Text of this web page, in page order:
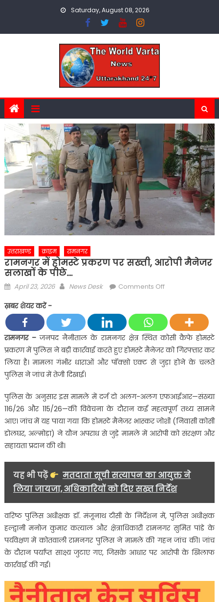
Saturday, August 08, 2026
उत्तराखण्ड क्राइम रामनगर
रामनगर में होमस्टे प्रकरण पर सख्ती, आरोपी मैनेजर
सलाखों के पीछे….
Posted
April 23, 2026 Author
News Desk Comments Offon
होमस्टे
प्रकरण
पर
सख्ती,
आरोपी
के
पीछे….
ख़बर शेयर करें -
रामनगर–जनपद नैनीताल के रामनगर क्षेत्र स्थित कोसी कैफे होमस्टे
प्रकरण में पुलिस ने बड़ी कार्रवाई करते हुए होमस्टे मैनेजर को गिरफ्तार कर
लिया है। मामला गंभीर धाराओं और पॉक्सो एक्ट से जुड़ा होने के चलते
पुलिस ने जांच में तेजी दिखाई।
पुलिस के अनुसार इस मामले में दर्ज दो अलग-अलग एफआईआर—संख्या
116/26 और 115/26—की विवेचना के दौरान कई महत्वपूर्ण तथ्य सामने
आए। जांच में यह पाया गया कि होमस्टे मैनेजर भास्कर जोशी (निवासी कोसी
डोलघर, अल्मोड़ा) ने यौन अपराध से जुड़े मामले में आरोपी को संरक्षण और
सहायता प्रदान की थी।
यह भी पढ़ें
मतदाता सूची सत्यापन का आयुक्त ने
लिया जायजा, अधिकारियों को दिए सख्त निर्देश
वरिष्ठ पुलिस अधीक्षक डॉ. मंजूनाथ टीसी के निर्देशन में, पुलिस अधीक्षक
हल्द्वानी मनोज कुमार कत्याल और क्षेत्राधिकारी रामनगर सुमित पांडे के
पर्यवेक्षण में कोतवाली रामनगर पुलिस ने मामले की गहन जांच की। जांच
के दौरान पर्याप्त साक्ष्य जुटाए गए, जिसके आधार पर आरोपी के खिलाफ
कार्रवाई की गई।